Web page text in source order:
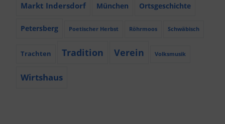
Markt Indersdorf München Ortsgeschichte
Petersberg Poetischer Herbst Röhrmoos Schwäbisch
Trachten Tradition Verein Volksmusik
Wirtshaus